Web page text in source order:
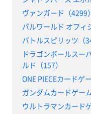
ヴァンガード（4299）
パルワールド オフィ
バトルスピリッツ（
ドラゴンボールスー
ルド（157）
ONE PIECEカードゲ
ガンダムカードゲー
ウルトラマンカード